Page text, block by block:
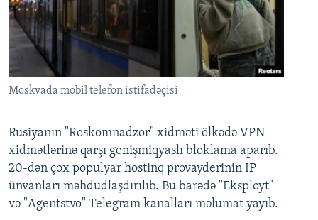
Moskvada mobil telefon istifadəçisi
Rusiyanın "Roskomnadzor" xidməti ölkədə VPN
xidmətlərinə qarşı genişmiqyaslı bloklama aparıb.
20-dən çox populyar hostinq provayderinin IP
ünvanları məhdudlaşdırılıb. Bu barədə "Eksployt"
və "Agentstvo" Telegram kanalları məlumat yayıb.